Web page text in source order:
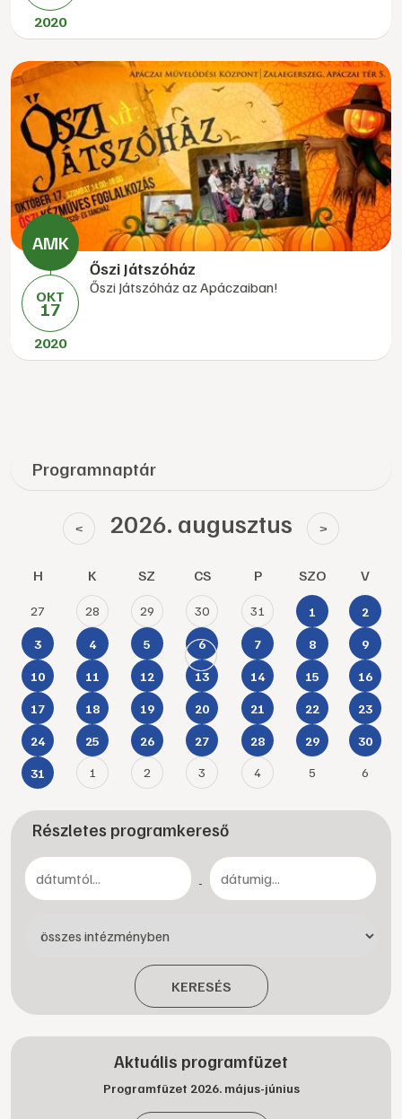
2020
OKT
17
2020
Őszi Játszóház
Őszi Játszóház az Apáczaiban!
Programnaptár
< 2026. augusztus >
H K SZ CS P SZO V
27 28 29 30 31 1 2
3 4 5 6 7 8 9
10 11 12 13 14 15 16
17 18 19 20 21 22 23
24 25 26 27 28 29 30
31 1 2 3 4 5 6
Részletes programkereső
-
KERESÉS
Aktuális programfüzet
Programfüzet 2026. május-június